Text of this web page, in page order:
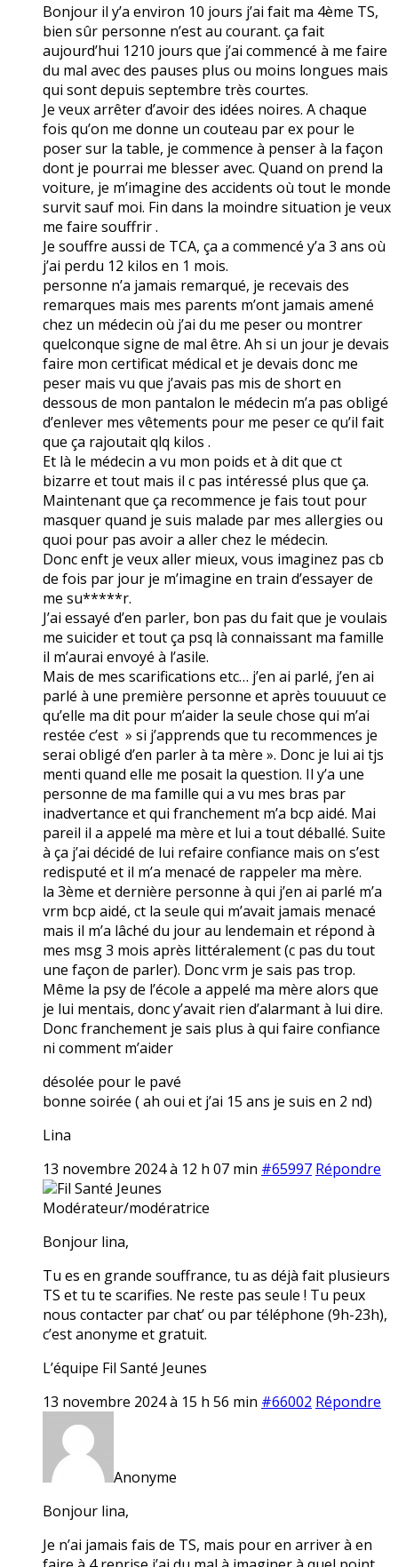
Bonjour il y’a environ 10 jours j’ai fait ma 4ème TS,
bien sûr personne n’est au courant. ça fait
aujourd’hui 1210 jours que j’ai commencé à me faire
du mal avec des pauses plus ou moins longues mais
qui sont depuis septembre très courtes.
Je veux arrêter d’avoir des idées noires. A chaque
fois qu’on me donne un couteau par ex pour le
poser sur la table, je commence à penser à la façon
dont je pourrai me blesser avec. Quand on prend la
voiture, je m’imagine des accidents où tout le monde
survit sauf moi. Fin dans la moindre situation je veux
me faire souffrir .
Je souffre aussi de TCA, ça a commencé y’a 3 ans où
j’ai perdu 12 kilos en 1 mois.
personne n’a jamais remarqué, je recevais des
remarques mais mes parents m’ont jamais amené
chez un médecin où j’ai du me peser ou montrer
quelconque signe de mal être. Ah si un jour je devais
faire mon certificat médical et je devais donc me
peser mais vu que j’avais pas mis de short en
dessous de mon pantalon le médecin m’a pas obligé
d’enlever mes vêtements pour me peser ce qu’il fait
que ça rajoutait qlq kilos .
Et là le médecin a vu mon poids et à dit que ct
bizarre et tout mais il c pas intéressé plus que ça.
Maintenant que ça recommence je fais tout pour
masquer quand je suis malade par mes allergies ou
quoi pour pas avoir a aller chez le médecin.
Donc enft je veux aller mieux, vous imaginez pas cb
de fois par jour je m’imagine en train d’essayer de
me su*****r.
J’ai essayé d’en parler, bon pas du fait que je voulais
me suicider et tout ça psq là connaissant ma famille
il m’aurai envoyé à l’asile.
Mais de mes scarifications etc… j’en ai parlé, j’en ai
parlé à une première personne et après touuuut ce
qu’elle ma dit pour m’aider la seule chose qui m’ai
restée c’est » si j’apprends que tu recommences je
serai obligé d’en parler à ta mère ». Donc je lui ai tjs
menti quand elle me posait la question. Il y’a une
personne de ma famille qui a vu mes bras par
inadvertance et qui franchement m’a bcp aidé. Mai
pareil il a appelé ma mère et lui a tout déballé. Suite
à ça j’ai décidé de lui refaire confiance mais on s’est
redisputé et il m’a menacé de rappeler ma mère.
la 3ème et dernière personne à qui j’en ai parlé m’a
vrm bcp aidé, ct la seule qui m’avait jamais menacé
mais il m’a lâché du jour au lendemain et répond à
mes msg 3 mois après littéralement (c pas du tout
une façon de parler). Donc vrm je sais pas trop.
Même la psy de l’école a appelé ma mère alors que
je lui mentais, donc y’avait rien d’alarmant à lui dire.
Donc franchement je sais plus à qui faire confiance
ni comment m’aider
désolée pour le pavé
bonne soirée ( ah oui et j’ai 15 ans je suis en 2 nd)
Lina
13 novembre 2024 à 12 h 07 min #65997 Répondre
Fil Santé Jeunes
Modérateur/modératrice
Bonjour lina,
Tu es en grande souffrance, tu as déjà fait plusieurs
TS et tu te scarifies. Ne reste pas seule ! Tu peux
nous contacter par chat’ ou par téléphone (9h-23h),
c’est anonyme et gratuit.
L’équipe Fil Santé Jeunes
13 novembre 2024 à 15 h 56 min #66002 Répondre
Anonyme
Bonjour lina,
Je n’ai jamais fais de TS, mais pour en arriver à en